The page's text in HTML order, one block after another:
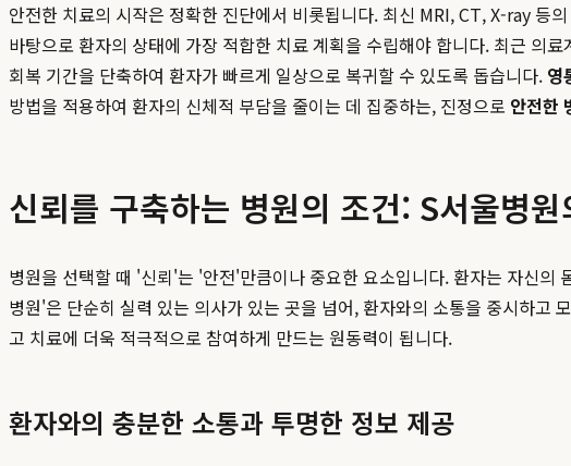
안전한 치료의 시작은 정확한 진단에서 비롯됩니다. 최신 MRI, CT, X-ray 등
바탕으로 환자의 상태에 가장 적합한 치료 계획을 수립해야 합니다. 최근 의
회복 기간을 단축하여 환자가 빠르게 일상으로 복귀할 수 있도록 돕습니다. 영
방법을 적용하여 환자의 신체적 부담을 줄이는 데 집중하는, 진정으로 안전한
신뢰를 구축하는 병원의 조건: S서울병
병원을 선택할 때 '신뢰'는 '안전'만큼이나 중요한 요소입니다. 환자는 자신의
병원'은 단순히 실력 있는 의사가 있는 곳을 넘어, 환자와의 소통을 중시하고
고 치료에 더욱 적극적으로 참여하게 만드는 원동력이 됩니다.
환자와의 충분한 소통과 투명한 정보 제공